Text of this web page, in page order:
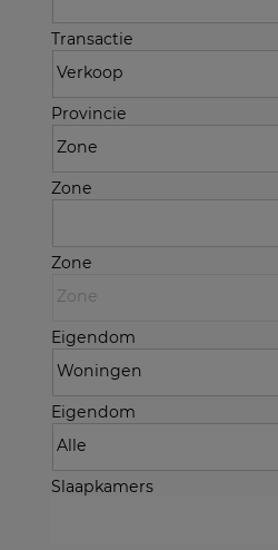
Transactie
Provincie
Zone
Zone
Eigendom
Eigendom
Slaapkamers